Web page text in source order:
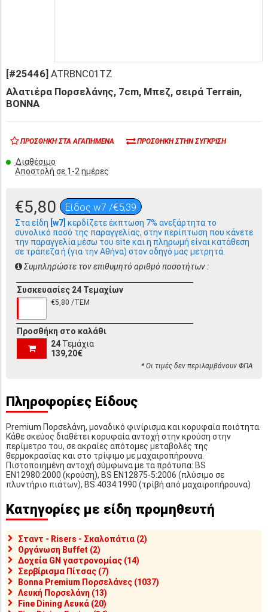
[#25446] ATRBNC01TZ
Αλατιέρα Πορσελάνης, 7cm, Μπεζ, σειρά Terrain,
BONNA
ΠΡΟΣΘΉΚΗ ΣΤΑ ΑΓΑΠΗΜΈΝΑ ΠΡΟΣΘΉΚΗ ΣΤΗΝ ΣΎΓΚΡΙΣΗ
Διαθέσιμο
Αποστολή σε 1-2 ημέρες
€5,80 Είδος w7 /€5,39
Στα είδη [w7] κερδίζετε έκπτωση 7% ανεξάρτητα το
συνολικό ποσό της παραγγελίας, στην περίπτωση που κάνετε
την παραγγελία μέσω του site και η πληρωμή είναι κατάθεση
σε τράπεζα ή (για την Αθήνα) στον οδηγό μας μετρητά.
Συμπληρώστε τον επιθυμητό αριθμό ποσοτήτων :
Συσκευασίες 24 Τεμαχίων
€5,80 /ΤΕΜ
Προσθήκη στο καλάθι
24 Τεμάχια
139,20€
* Οι τιμές δεν περιλαμβάνουν ΦΠΑ
Πληροφορίες Είδους
Premium Πορσελάνη, μοναδικό φινίρισμα και κορυφαία ποιότητα.
Κάθε σκεύος διαθέτει κορυφαία αντοχή στην κρούση στην
περίμετρο του, σε ακραίες απότομες μεταβολές της
θερμοκρασίας και στο τρίψιμο με μαχαιροπήρουνα.
Πιστοποιημένη αντοχή σύμφωνα με τα πρότυπα: BS
EN12980:2000 (κρούση), BS EN12875-5:2006 (πλύσιμο σε
πλυντήριο πιάτων), BS 4034:1990 (τρίβή από μαχαιροπήρουνα)
Κατηγορίες με είδη προμηθευτή
Σταντ - Risers - Σκαλοπάτια (2)
Οργάνωση Buffet (2)
Δοχεία GN γαστρονομίας (14)
Σερβίρισμα Πίτσας (7)
Bonna Premium Πορσελάνες (1037)
Λευκή Πορσελάνη (13)
Fine Dining Λευκά (20)